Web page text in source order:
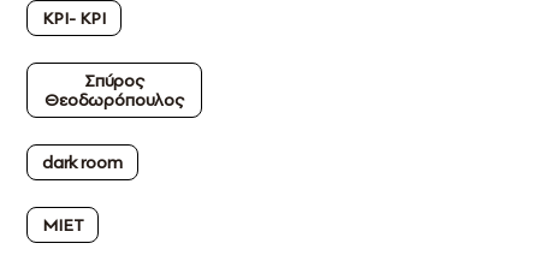
ΚΡΙ- ΚΡΙ
Σπύρος
Θεοδωρόπουλος
dark room
ΜΙΕΤ